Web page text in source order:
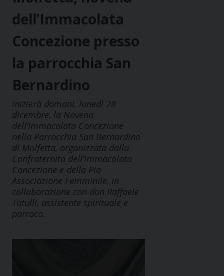
dell’Immacolata
Concezione presso
la parrocchia San
Bernardino
Inizierà domani, lunedì 28
dicembre, la Novena
dell’Immacolata Concezione
nella Parrocchia San Bernardino
di Molfetta, organizzata dalla
Confraternita dell’Immacolata
Concezione e della Pia
Associazione Femminile, in
collaborazione con don Raffaele
Tatulli, assistente spirituale e
parroco.